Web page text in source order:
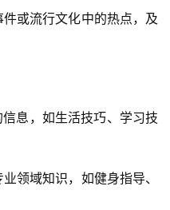
件或流行文化中的热点，及
息，如生活技巧、学习技
领域知识，如健身指导、